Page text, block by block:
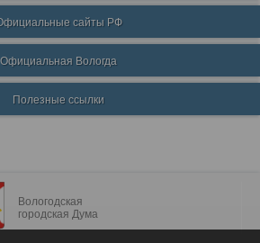
сайты РФ
Официальная Вологда
Полезные ссылки
Вологодская
городская Дума